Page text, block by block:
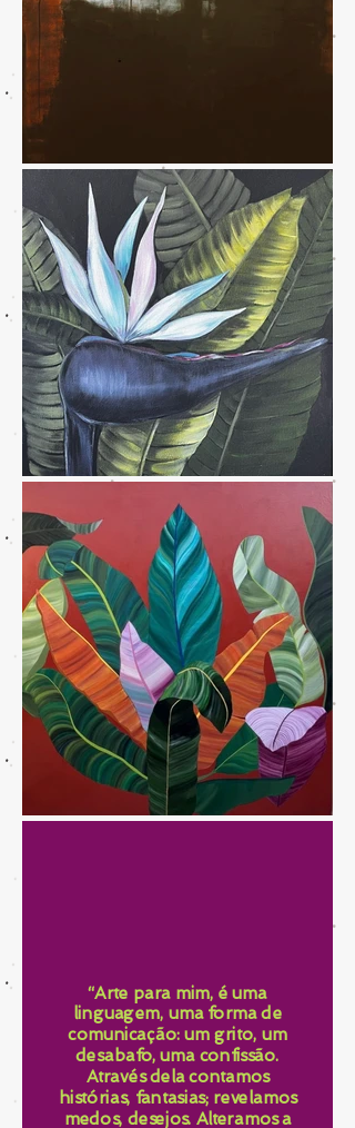
“Arte para mim, é uma
linguagem, uma forma de
comunicação: um grito, um
desabafo, uma confissão.
Através dela contamos
histórias, fantasias; revelamos
medos, desejos. Alteramos a